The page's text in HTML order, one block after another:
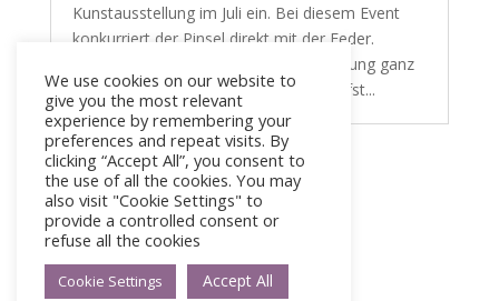
Kunstausstellung im Juli ein. Bei diesem Event
konkurriert der Pinsel direkt mit der Feder.
Tatsächlich steht unsere neue Ausstellung ganz
im Zeichen eines fesselnden und zutiefst...
« Older Entries
We use cookies on our website to
give you the most relevant
experience by remembering your
preferences and repeat visits. By
clicking “Accept All”, you consent to
the use of all the cookies. You may
also visit "Cookie Settings" to
provide a controlled consent or
refuse all the cookies
Cookie Settings Accept All